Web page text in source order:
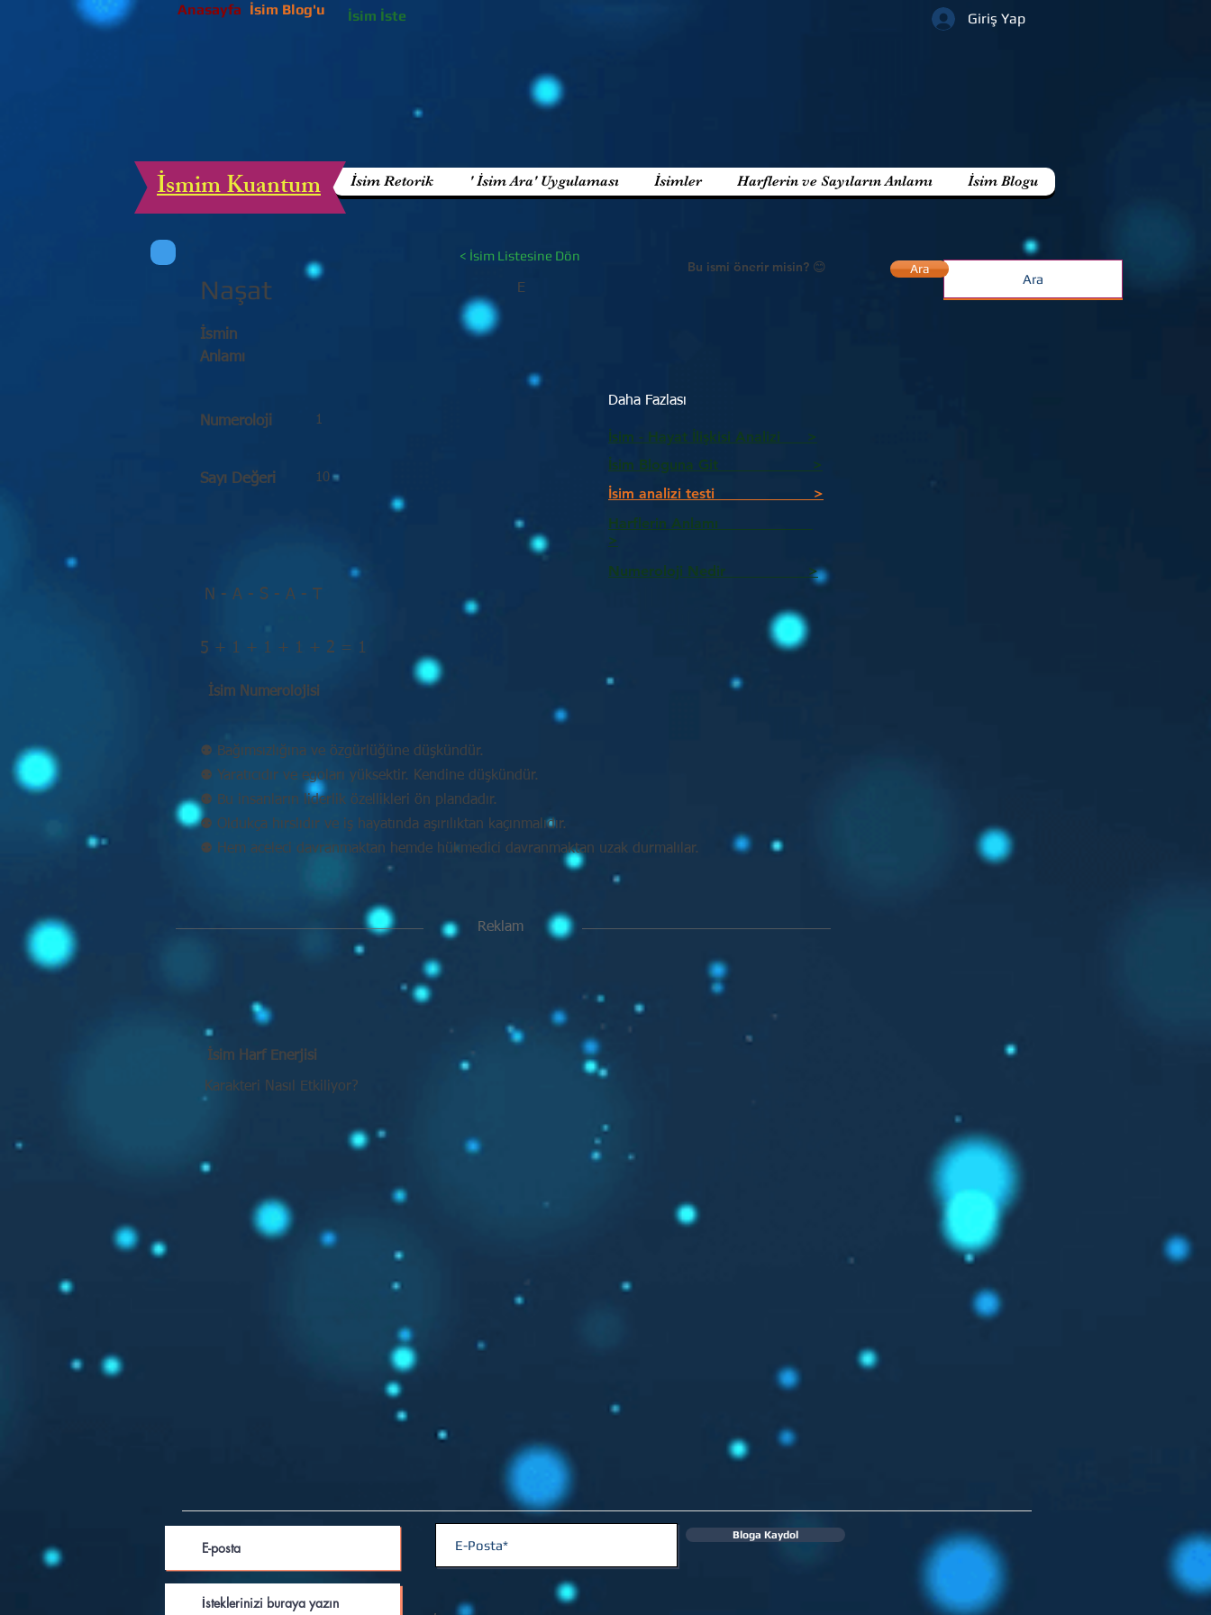
Anasayfa
Giriş Yap
İsim Blog'u İsim İste
İsim Retorik ' İsim Ara' Uygulaması İsimler Harflerin ve Sayıların Anlamı İsim Blogu
İsmim Kuantum
< İsim Listesine Dön
Naşat E
Bu ismi önerir misin? 😊
İsmin
Anlamı
Numeroloji 1
Sayı Değeri 10
N - A - S - A - T
Daha Fazlası
İsim - Hayat İlişkisi Analizi >
İsim Bloguna Git >
İsim analizi testi >
Harflerin Anlamı
>
Numeroloji Nedir_________ >
5 + 1 + 1 + 1 + 2 = 1
İsim Numerolojisi
⚉ Bağımsızlığına ve özgürlüğüne düşkündür.
⚉ Yaratıcıdır ve egoları yüksektir. Kendine düşkündür.
⚉ Bu insanların liderlik özellikleri ön plandadır.
⚉ Oldukça hırslıdır ve iş hayatında aşırılıktan kaçınmalıdır.
⚉ Hem aceleci davranmaktan hemde hükmedici davranmaktan uzak durmalılar.
Reklam
İsim Harf Enerjisi
Karakteri Nasıl Etkiliyor?
Ara
Bloga Kaydol